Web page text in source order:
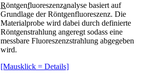
Röntgenfluoreszenzanalyse basiert auf
Grundlage der Röntgenfluoreszenz. Die
Materialprobe wird dabei durch definierte
Röntgenstrahlung angeregt sodass eine
messbare Fluoreszenzstrahlung abgegeben
wird.
[Mausklick = Details]